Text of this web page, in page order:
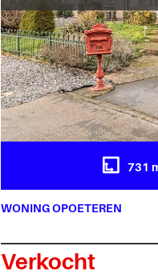
731
WONING OPOETEREN
Verkocht